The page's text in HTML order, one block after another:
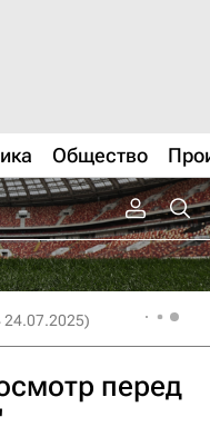
Общество
24.07.2025)
перед